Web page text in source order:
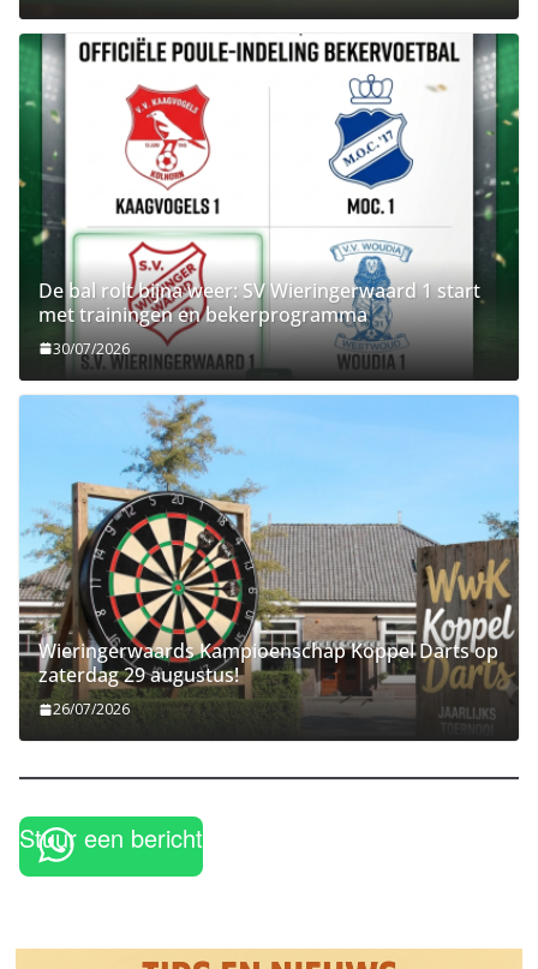
De bal rolt bijna weer: SV Wieringerwaard 1 start
met trainingen en bekerprogramma
30/07/2026
Wieringerwaards Kampioenschap Koppel Darts op
zaterdag 29 augustus!
26/07/2026
Stuur een bericht